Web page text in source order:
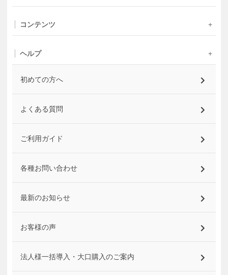
コンテンツ
ヘルプ
初めての方へ
よくある質問
ご利用ガイド
各種お問い合わせ
最新のお知らせ
お客様の声
法人様一括導入・大口購入のご案内